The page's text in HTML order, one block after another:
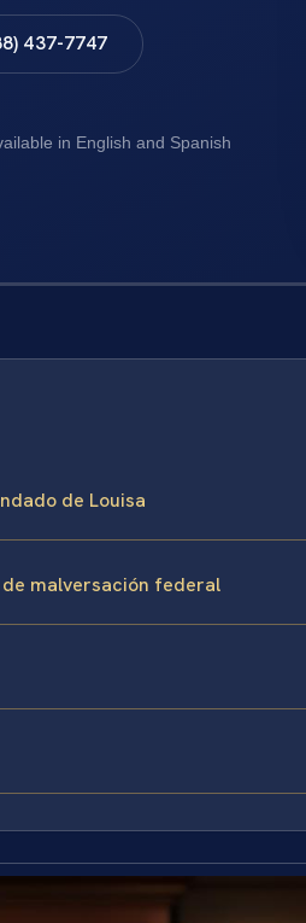
437-7747
in English and Spanish
de Louisa
de malversación federal